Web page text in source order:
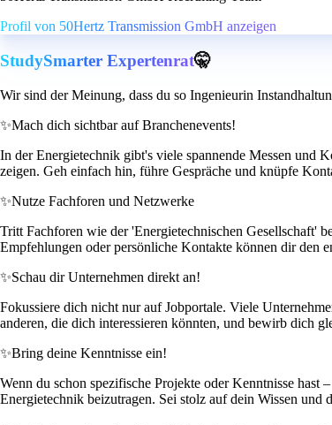
Profil von 50Hertz Transmission GmbH anzeigen
StudySmarter Expertenrat🤫
Wir sind der Meinung, dass du so Ingenieurin
✨Mach dich sichtbar auf Branchenevents!
In der Energietechnik gibt's viele spannende Messen und
zeigen. Geh einfach hin, führe Gespräche und knüpfe
✨Nutze Fachforen und Netzwerke
Tritt Fachforen wie der 'Energietechnischen Gesellschaft'
Empfehlungen oder persönliche Kontakte können dir den
✨Schau dir Unternehmen direkt an!
Fokussiere dich nicht nur auf Jobportale. Viele
anderen, die dich interessieren könnten, und bewirb dich
✨Bring deine Kenntnisse ein!
Wenn du schon spezifische Projekte oder Kenntnisse
Energietechnik beizutragen. Sei stolz auf dein Wissen und